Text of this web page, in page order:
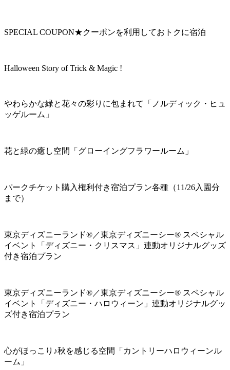
SPECIAL COUPON★クーポンを利用しておトクに宿泊
Halloween Story of Trick & Magic !
やわらかな緑と花々の彩りに包まれて「ノルディック・ヒュ
ッゲルーム」
花と緑の癒し空間「グローイングフラワールーム」
パークチケット購入権利付き宿泊プラン各種（11/26入園分
まで）
東京ディズニーランド®／東京ディズニーシー® スペシャル
イベント「ディズニー・クリスマス」連動オリジナルグッズ
付き宿泊プラン
東京ディズニーランド®／東京ディズニーシー® スペシャル
イベント「ディズニー・ハロウィーン」連動オリジナルグッ
ズ付き宿泊プラン
心がほっこり♪秋を感じる空間「カントリーハロウィーンル
ーム」